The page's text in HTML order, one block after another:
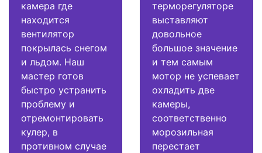
камера где
находится
вентилятор
покрылась снегом
и льдом. Наш
мастер готов
быстро устранить
проблему и
отремонтировать
кулер, в
противном случае
терморегуляторе
выставляют
довольное
большое значение
и тем самым
мотор не успевает
охладить две
камеры,
соответственно
морозильная
перестает